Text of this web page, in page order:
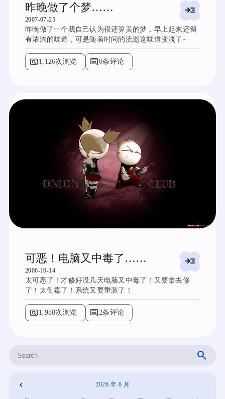
昨晚做了个梦……
2007-07-25
read_more
昨晚做了一个我自己认为很还算美的梦，早上起来还留
有浓浓的味道，可是随着时间的流逝这味道变淡了~
pageview 1,126次浏览 comment0条评论
可恶！电脑又中毒了……
2006-10-14
read_more
太可恶了！才修好没几天电脑又中毒了！又要拿去修
了！太倒霉了！系统又要重装了！
pageview 1,988次浏览 comment2条评论
2026 年 8 月